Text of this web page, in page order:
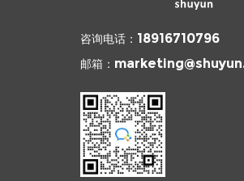
咨询电话： 18916710796
邮箱：